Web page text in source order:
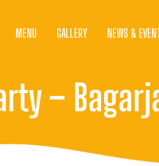
MENU GALLERY NEWS &
–